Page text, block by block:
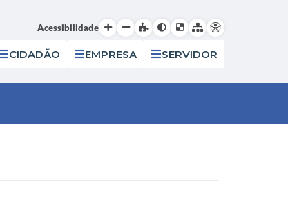
Acessibilidade
CIDADÃO EMPRESA SERVIDOR